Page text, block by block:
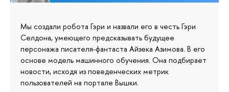
Мы создали робота Гэри и назвали его в честь Гэри
Селдона, умеющего предсказывать будущее
персонажа писателя-фантаста Айзека Азимова. В его
основе модель машинного обучения. Она подбирает
новости, исходя из поведенческих метрик
пользователей на портале Вышки.